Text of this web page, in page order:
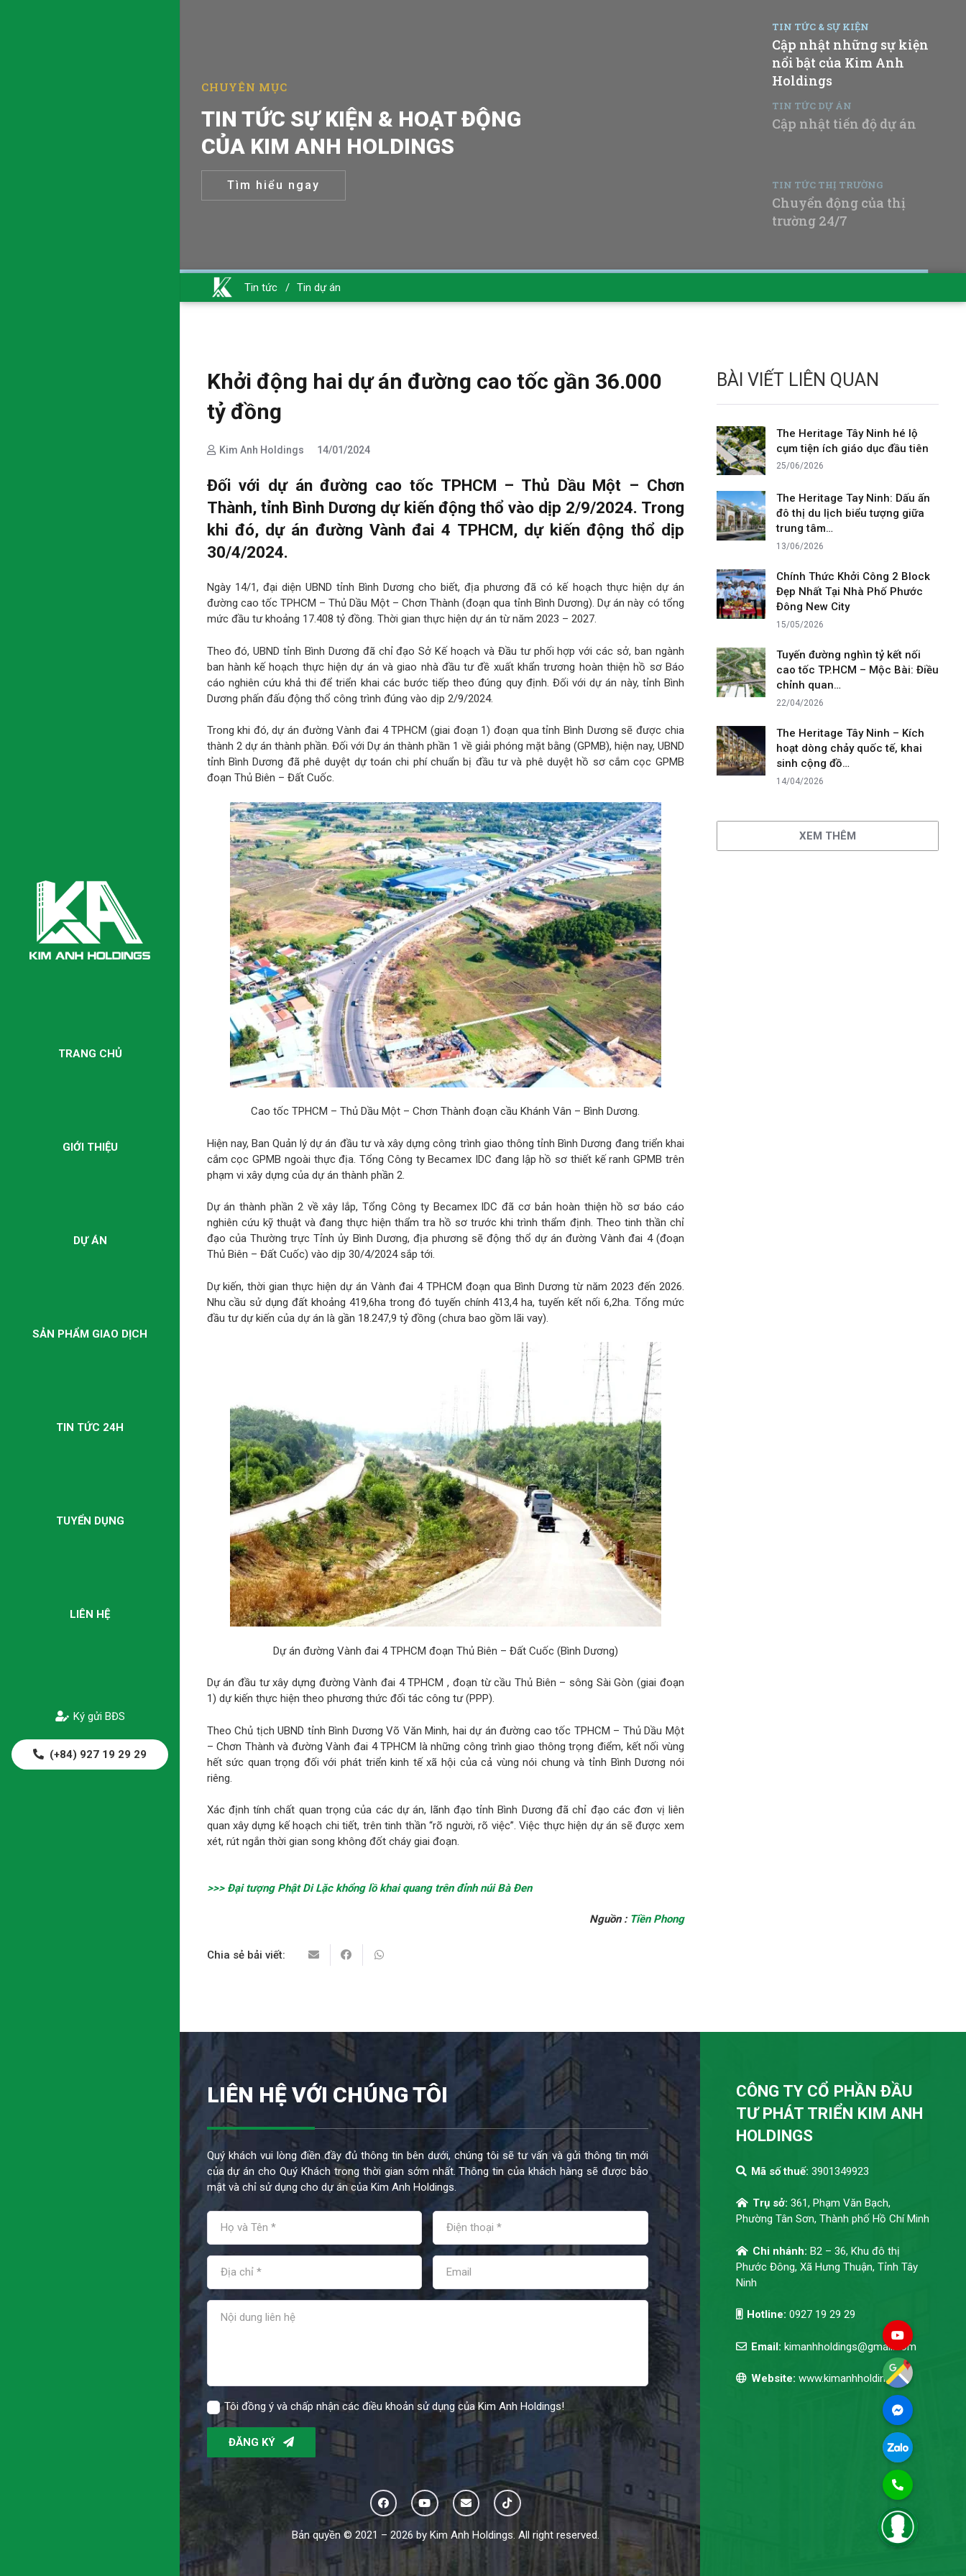
TRANG CHỦ
GIỚI THIỆU
DỰ ÁN
SẢN PHẨM GIAO DỊCH
TIN TỨC 24H
TUYỂN DỤNG
LIÊN HỆ
Ký gửi BĐS
(+84) 927 19 29 29
TIN TỨC & SỰ KIỆN
Cập nhật những sự kiện
nổi bật của Kim Anh
Holdings
TIN TỨC DỰ ÁN
Cập nhật tiến độ dự án
TIN TỨC THỊ TRƯỜNG
Chuyển động của thị
trường 24/7
CỦA KIM ANH HOLDINGS
Tìm hiểu ngay
Tin tức / Tin dự án
Khởi động hai dự án đường cao tốc gần 36.000
tỷ đồng
Kim Anh Holdings 14/01/2024
Đối với dự án đường cao tốc TPHCM – Thủ Dầu Một – Chơn
Thành, tỉnh Bình Dương dự kiến động thổ vào dịp 2/9/2024. Trong
khi đó, dự án đường Vành đai 4 TPHCM, dự kiến động thổ dịp
30/4/2024.
Ngày 14/1, đại diện UBND tỉnh Bình Dương cho biết, địa phương đã có kế hoạch thực hiện dự án
đường cao tốc TPHCM – Thủ Dầu Một – Chơn Thành (đoạn qua tỉnh Bình Dương). Dự án này có tổng
mức đầu tư khoảng 17.408 tỷ đồng. Thời gian thực hiện dự án từ năm 2023 – 2027.
Theo đó, UBND tỉnh Bình Dương đã chỉ đạo Sở Kế hoạch và Đầu tư phối hợp với các sở, ban ngành
ban hành kế hoạch thực hiện dự án và giao nhà đầu tư đề xuất khẩn trương hoàn thiện hồ sơ Báo
cáo nghiên cứu khả thi để triển khai các bước tiếp theo đúng quy định. Đối với dự án này, tỉnh Bình
Dương phấn đấu động thổ công trình đúng vào dịp 2/9/2024.
Trong khi đó, dự án đường Vành đai 4 TPHCM (giai đoạn 1) đoạn qua tỉnh Bình Dương sẽ được chia
thành 2 dự án thành phần. Đối với Dự án thành phần 1 về giải phóng mặt bằng (GPMB), hiện nay, UBND
tỉnh Bình Dương đã phê duyệt dự toán chi phí chuẩn bị đầu tư và phê duyệt hồ sơ cắm cọc GPMB
đoạn Thủ Biên – Đất Cuốc.
Cao tốc TPHCM – Thủ Dầu Một – Chơn Thành đoạn cầu Khánh Vân – Bình Dương.
Hiện nay, Ban Quản lý dự án đầu tư và xây dựng công trình giao thông tỉnh Bình Dương đang triển khai
cắm cọc GPMB ngoài thực địa. Tổng Công ty Becamex IDC đang lập hồ sơ thiết kế ranh GPMB trên
phạm vi xây dựng của dự án thành phần 2.
Dự án thành phần 2 về xây lắp, Tổng Công ty Becamex IDC đã cơ bản hoàn thiện hồ sơ báo cáo
nghiên cứu kỹ thuật và đang thực hiện thẩm tra hồ sơ trước khi trình thẩm định. Theo tinh thần chỉ
đạo của Thường trực Tỉnh ủy Bình Dương, địa phương sẽ động thổ dự án đường Vành đai 4 (đoạn
Thủ Biên – Đất Cuốc) vào dịp 30/4/2024 sắp tới.
Dự kiến, thời gian thực hiện dự án Vành đai 4 TPHCM đoạn qua Bình Dương từ năm 2023 đến 2026.
Nhu cầu sử dụng đất khoảng 419,6ha trong đó tuyến chính 413,4 ha, tuyến kết nối 6,2ha. Tổng mức
đầu tư dự kiến của dự án là gần 18.247,9 tỷ đồng (chưa bao gồm lãi vay).
Dự án đường Vành đai 4 TPHCM đoạn Thủ Biên – Đất Cuốc (Bình Dương)
Dự án đầu tư xây dựng đường Vành đai 4 TPHCM , đoạn từ cầu Thủ Biên – sông Sài Gòn (giai đoạn
1) dự kiến thực hiện theo phương thức đối tác công tư (PPP).
Theo Chủ tịch UBND tỉnh Bình Dương Võ Văn Minh, hai dự án đường cao tốc TPHCM – Thủ Dầu Một
– Chơn Thành và đường Vành đai 4 TPHCM là những công trình giao thông trọng điểm, kết nối vùng
hết sức quan trọng đối với phát triển kinh tế xã hội của cả vùng nói chung và tỉnh Bình Dương nói
riêng.
Xác định tính chất quan trọng của các dự án, lãnh đạo tỉnh Bình Dương đã chỉ đạo các đơn vị liên
quan xây dựng kế hoạch chi tiết, trên tinh thần “rõ người, rõ việc”. Việc thực hiện dự án sẽ được xem
xét, rút ngắn thời gian song không đốt cháy giai đoạn.
>>> Đại tượng Phật Di Lặc khổng lồ khai quang trên đỉnh núi Bà Đen
Nguồn : Tiền Phong
Chia sẻ bải viết:
BÀI VIẾT LIÊN QUAN
The Heritage Tây Ninh hé lộ
cụm tiện ích giáo dục đầu tiên
25/06/2026
The Heritage Tay Ninh: Dấu ấn
đô thị du lịch biểu tượng giữa
trung tâm…
13/06/2026
Chính Thức Khởi Công 2 Block
Đẹp Nhất Tại Nhà Phố Phước
Đông New City
15/05/2026
Tuyến đường nghìn tỷ kết nối
cao tốc TP.HCM – Mộc Bài: Điều
chỉnh quan…
22/04/2026
The Heritage Tây Ninh – Kích
hoạt dòng chảy quốc tế, khai
sinh cộng đồ…
14/04/2026
XEM THÊM
LIÊN HỆ VỚI CHÚNG TÔI
Quý khách vui lòng điền đầy đủ thông tin bên dưới, chúng tôi sẽ tư vấn và gửi thông tin mới
của dự án cho Quý Khách trong thời gian sớm nhất. Thông tin của khách hàng sẽ được bảo
mật và chỉ sử dụng cho dự án của Kim Anh Holdings.
Tôi đồng ý và chấp nhận các điều khoản sử dụng của Kim Anh Holdings!
ĐĂNG KÝ
Bản quyền © 2021 – 2026 by Kim Anh Holdings. All right reserved.
CÔNG TY CỔ PHẦN ĐẦU
TƯ PHÁT TRIỂN KIM ANH
HOLDINGS
Mã số thuế:3901349923
Trụ sở:361, Phạm Văn Bạch,
Phường Tân Sơn, Thành phố Hồ Chí Minh
Chi nhánh:B2 – 36, Khu đô thị
Phước Đông, Xã Hưng Thuận, Tỉnh Tây
Ninh
Hotline:0927 19 29 29
Email:kimanhholdings@gmail.com
Website:www.kimanhholdings.vn